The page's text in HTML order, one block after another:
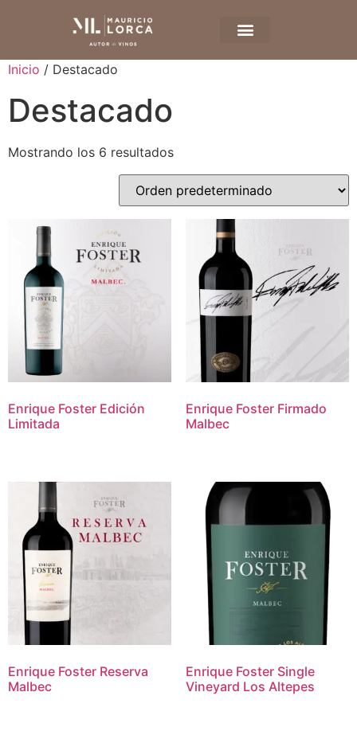
Inicio / Destacado
Destacado
Mostrando los 6 resultados
Enrique Foster Edición
Limitada
Enrique Foster Firmado
Malbec
Enrique Foster Reserva
Malbec
Enrique Foster Single
Vineyard Los Altepes